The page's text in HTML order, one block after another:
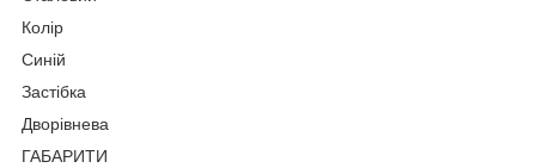
Колір
Синій
Застібка
Дворівнева
ГАБАРИТИ